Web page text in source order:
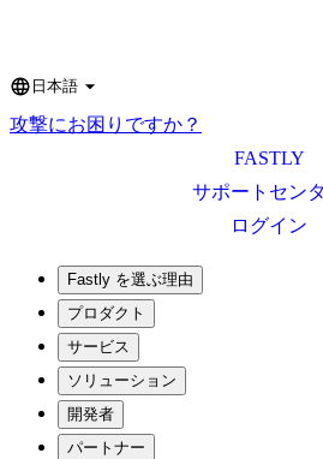
Language
日本語
攻撃にお困りですか？
FASTLY
サポートセン
ログイン
Fastly を選ぶ理由
プロダクト
サービス
ソリューション
開発者
パートナー